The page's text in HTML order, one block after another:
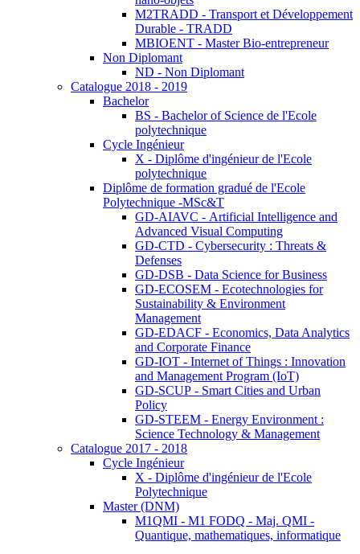
M2TRADD - Transport et Développement
Durable - TRADD
MBIOENT - Master Bio-entrepreneur
Non Diplomant
ND - Non Diplomant
Catalogue 2018 - 2019
Bachelor
BS - Bachelor of Science de l'Ecole
polytechnique
Cycle Ingénieur
X - Diplôme d'ingénieur de l'Ecole
polytechnique
Diplôme de formation gradué de l'Ecole
Polytechnique -MSc&T
GD-AIAVC - Artificial Intelligence and
Advanced Visual Computing
GD-CTD - Cybersecurity : Threats &
Defenses
GD-DSB - Data Science for Business
GD-ECOSEM - Ecotechnologies for
Sustainability & Environment
Management
GD-EDACF - Economics, Data Analytics
and Corporate Finance
GD-IOT - Internet of Things : Innovation
and Management Program (IoT)
GD-SCUP - Smart Cities and Urban
Policy
GD-STEEM - Energy Environment :
Science Technology & Management
Catalogue 2017 - 2018
Cycle Ingénieur
X - Diplôme d'ingénieur de l'Ecole
Polytechnique
Master (DNM)
M1QMI - M1 FODQ - Maj. QMI -
Quantique, mathematiques, informatique